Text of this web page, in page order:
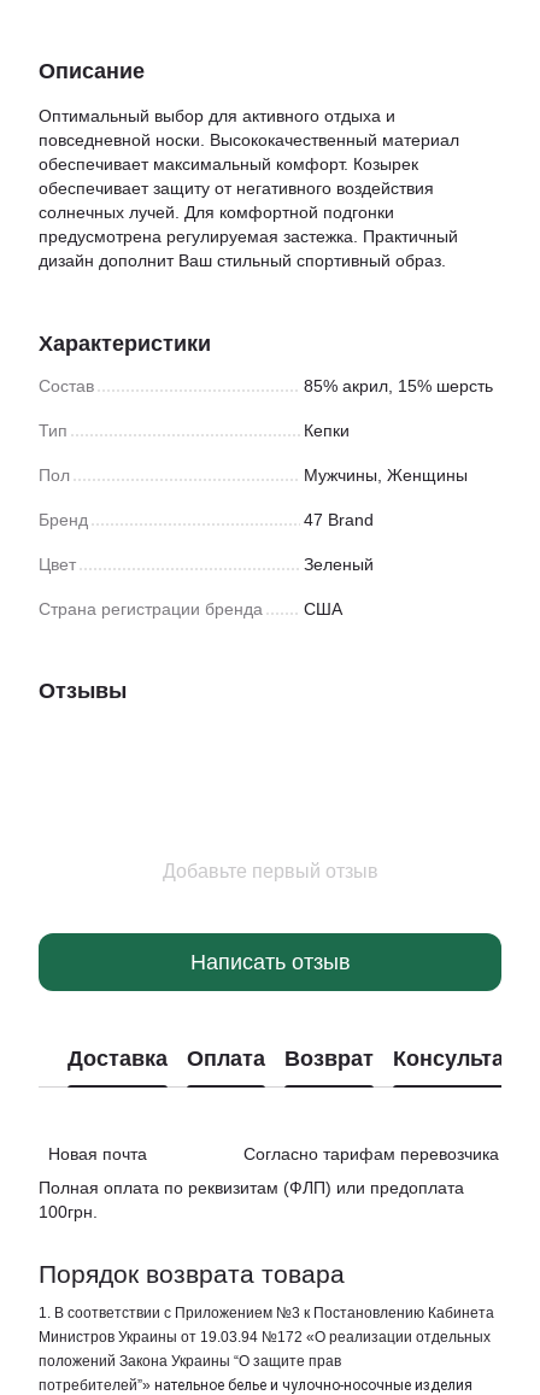
Описание
Оптимальный выбор для активного отдыха и
повседневной носки. Высококачественный материал
обеспечивает максимальный комфорт. Козырек
обеспечивает защиту от негативного воздействия
солнечных лучей. Для комфортной подгонки
предусмотрена регулируемая застежка. Практичный
дизайн дополнит Ваш стильный спортивный образ.
Характеристики
Состав 85% акрил, 15% шерсть
Тип Кепки
Пол Мужчины Женщины
Бренд 47 Brand
Цвет Зеленый
Страна регистрации бренда США
Отзывы
Добавьте первый отзыв
Написать отзыв
Доставка Оплата Возврат
Новая почта Согласно тарифам перевозчика
Полная оплата по реквизитам (ФЛП) или предоплата
100грн.
Порядок возврата товара
1. В соответствии с Приложением №3 к Постановлению Кабинета
Министров Украины от 19.03.94 №172 «О реализации отдельных
положений Закона Украины “О защите прав
потребителей”» нательное белье и чулочно-носочные изделия